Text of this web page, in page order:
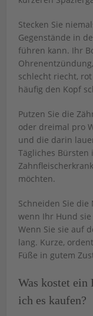
Stecken Sie
Gegenstände in
führen kann. Ihr
schlecht riecht,
häufig den Kopf
Putzen Sie die
oder dreimal pro
und die darin
Tägliches Bürsten
möchten.
Schneiden Sie
wenn Ihr Hund
Wenn Sie sie auf
lang. Kurze,
Füße in gutem
Was kostet ein
ich es kaufen?